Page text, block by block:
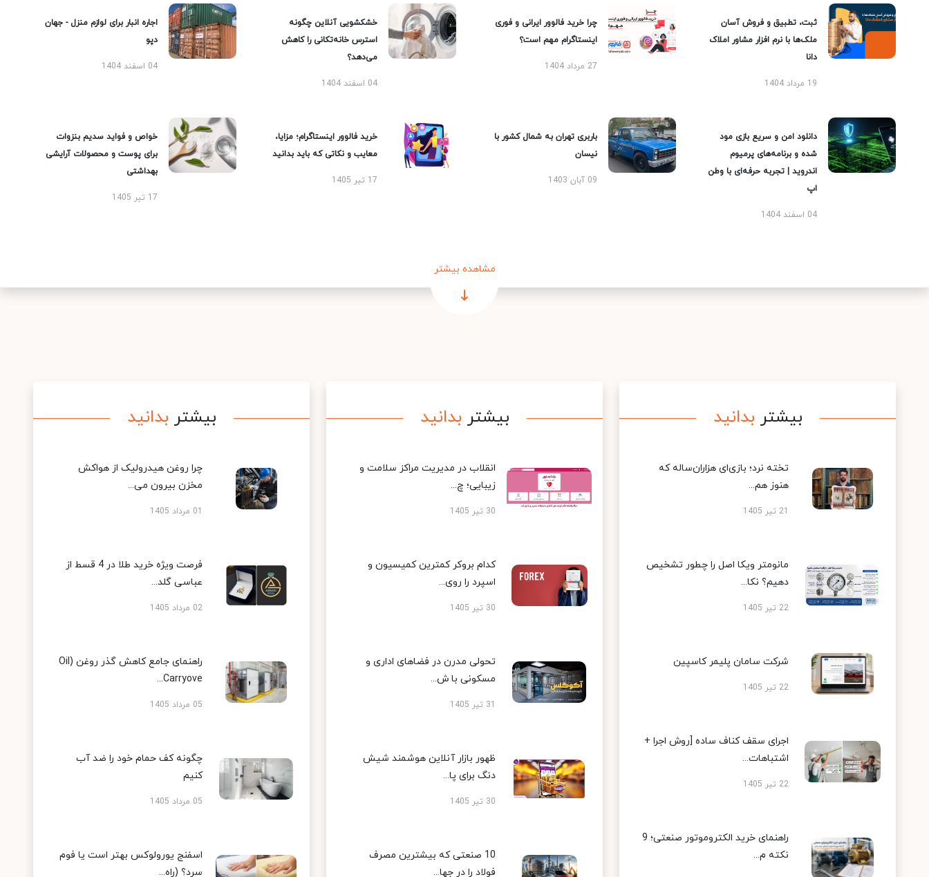
ثبت، تطبیق و فروش آسان
ملک‌ها با نرم افزار مشاور املاک
دانا
19 مرداد 1404
چرا خرید فالوور ایرانی و فوری
اینستاگرام مهم است؟
27 مرداد 1404
خشکشویی آنلاین چگونه
استرس خانه‌تکانی را کاهش
می‌دهد؟
04 اسفند 1404
اجاره انبار برای لوازم منزل - جهان
دپو
04 اسفند 1404
دانلود امن و سریع بازی مود
شده و برنامه‌های پرمیوم
اندروید | تجربه حرفه‌ای با وطن
اپ
04 اسفند 1404
باربری تهران به شمال کشور با
نیسان
09 آبان 1403
خرید فالوور اینستاگرام؛ مزایا،
معایب و نکاتی که باید بدانید
17 تیر 1405
خواص و فواید سدیم بنزوات
برای پوست و محصولات آرایشی
بهداشتی
17 تیر 1405
مشاهده بیشتر
بیشتر بدانید
تخته نرد؛ بازی‌ای هزاران‌ساله که
هنوز هم...
21 تیر 1405
مانومتر ویکا اصل را چطور تشخیص
دهیم؟ نکا...
22 تیر 1405
شرکت سامان پلیمر کاسپین
22 تیر 1405
اجرای سقف کناف ساده [روش اجرا +
اشتباهات...
22 تیر 1405
راهنمای خرید الکتروموتور صنعتی؛ 9
نکته م...
بیشتر بدانید
انقلاب در مدیریت مراکز سلامت و
زیبایی؛ چ...
30 تیر 1405
کدام بروکر کمترین کمیسیون و
اسپرد را روی...
30 تیر 1405
تحولی مدرن در فضاهای اداری و
مسکونی با ش...
31 تیر 1405
ظهور بازار آنلاین هوشمند شیش
دنگ برای پا...
30 تیر 1405
10 صنعتی که بیشترین مصرف
فولاد را در جها...
بیشتر بدانید
چرا روغن هیدرولیک از هواکش
مخزن بیرون می...
01 مرداد 1405
فرصت ویژه خرید طلا در 4 قسط از
عباسی گلد...
02 مرداد 1405
راهنمای جامع کاهش گذر روغن (Oil
Carryove...
05 مرداد 1405
چگونه کف حمام خود را ضد آب
کنیم
05 مرداد 1405
اسفنج یورولوکس بهتر است یا فوم
سرد؟ (راه...